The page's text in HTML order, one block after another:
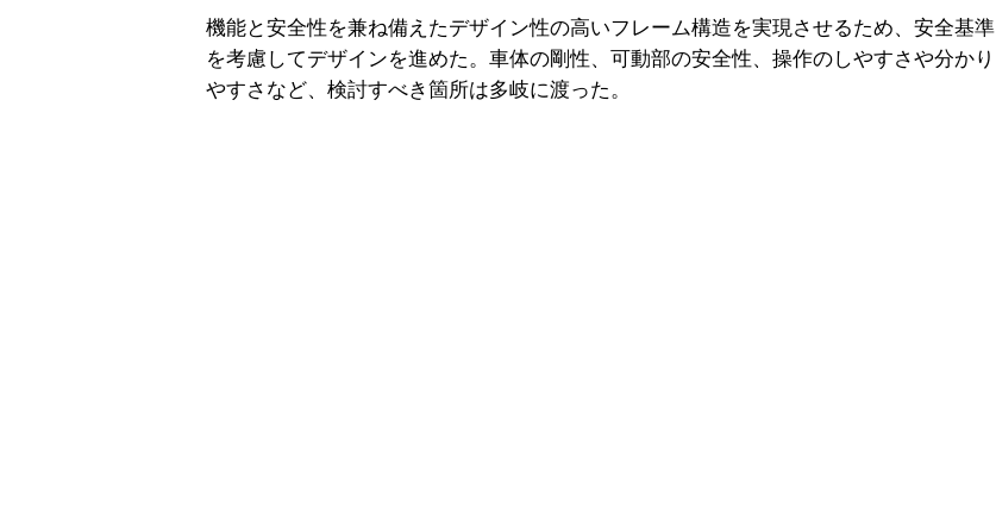
機能と安全性を兼ね備えたデザイン性の高いフレーム構造を実現させるため、安全基準
を考慮してデザインを進めた。車体の剛性、可動部の安全性、操作のしやすさや分かり
やすさなど、検討すべき箇所は多岐に渡った。